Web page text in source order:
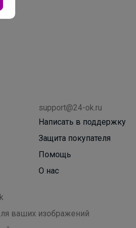
support@24-ok.ru
Написать в поддержку
Защита покупателя
Помощь
О нас
ваших изображений